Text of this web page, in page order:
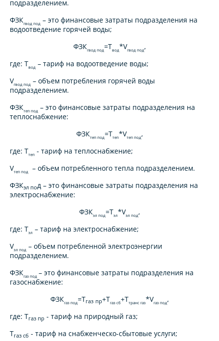
подразделением.
ФЗКгвод под – это финансовые затраты подразделения на
водоотведение горячей воды;
ФЗКгвод под=Твод*Vгвод под,
где: Твод – тариф на водоотведение воды;
Vгвод под – объем потребления горячей воды
подразделением.
ФЗКтеп под – это финансовые затраты подразделения на
теплоснабжение:
ФЗКтеп под=Ттеп*Vтеп под,
где: Ттеп - тариф на теплоснабжение;
Vтеп под
– объем потребленного тепла подразделением.
ФЗКэл под – это финансовые затраты подразделения на
электроснабжение:
ФЗКэл под=Тэл*Vэл под,
где: Тэл – тариф на электроснабжение;
Vэл под – объем потребленной электроэнергии
подразделением.
ФЗКгаз под – это финансовые затраты подразделения на
газоснабжение:
ФЗКгаз под=Тгаз пр+Тгаз сб+Ттранс газ*Vгаз под,
где: Тгаз пр - тариф на природный газ;
Тгаз сб - тариф на снабженческо-сбытовые услуги;